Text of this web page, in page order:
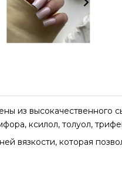
из высокачественного
ксилол, толуол,
вязкости, которая